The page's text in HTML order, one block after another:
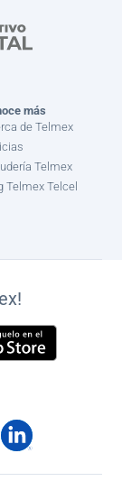
más
de Telmex
Telmex
Telmex Telcel